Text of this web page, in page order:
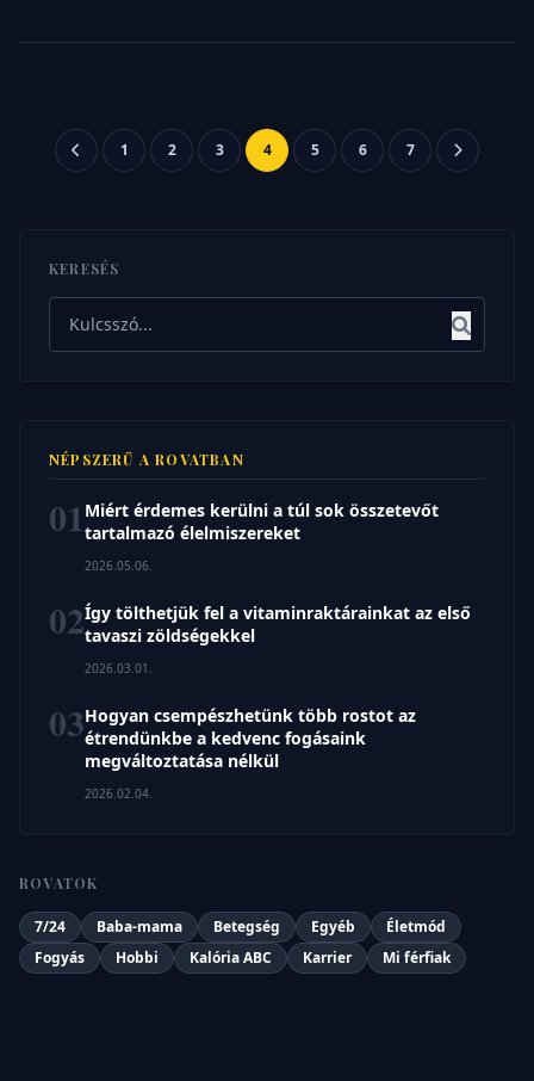
háztartásban használnak […]
Bejegyzések
lapozása
1 2 3 4 5 6 7
KERESÉS
NÉPSZERŰ A ROVATBAN
01Miért érdemes kerülni a túl sok összetevőt
tartalmazó élelmiszereket
2026.05.06.
02Így tölthetjük fel a vitaminraktárainkat az első
tavaszi zöldségekkel
2026.03.01.
03Hogyan csempészhetünk több rostot az
étrendünkbe a kedvenc fogásaink
megváltoztatása nélkül
2026.02.04.
ROVATOK
7/24 Baba-mama Betegség Egyéb
Életmód
Fogyás
Hobbi Kalória ABC Karrier Mi férfiak